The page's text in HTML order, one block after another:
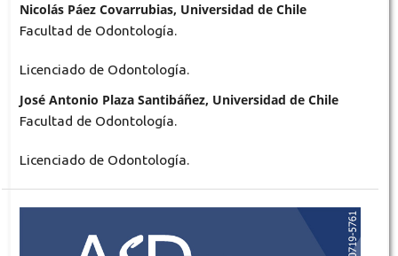
Nicolás Páez Covarrubias, Universidad de Chile
Facultad de Odontología.
Licenciado de Odontología.
José Antonio Plaza Santibáñez, Universidad de Chile
Facultad de Odontología.
Licenciado de Odontología.